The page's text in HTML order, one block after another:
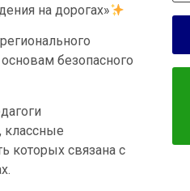
на дорогах»
безопасного
классные
которых связана с